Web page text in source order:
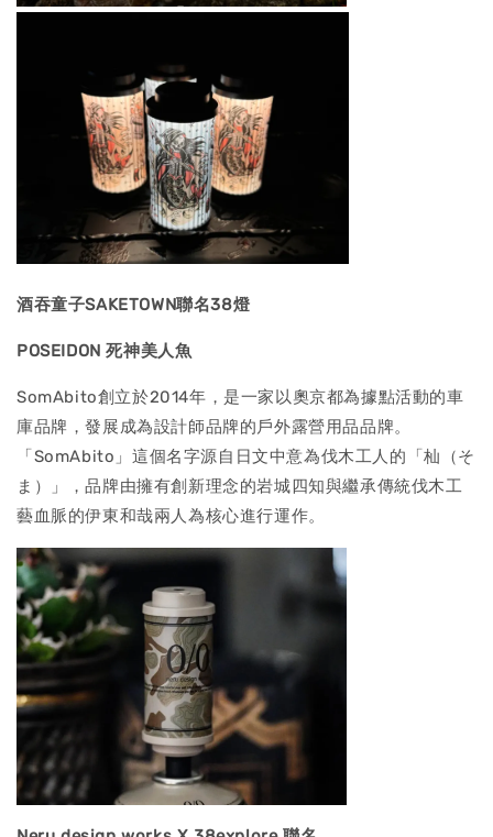
酒吞童子SAKETOWN聯名38燈
POSEIDON 死神美人魚
SomAbito創立於2014年，是一家以奧京都為據點活動的車
庫品牌，發展成為設計師品牌的戶外露營用品品牌。
「SomAbito」這個名字源自日文中意為伐木工人的「杣（そ
ま）」，品牌由擁有創新理念的岩城四知與繼承傳統伐木工
藝血脈的伊東和哉兩人為核心進行運作。